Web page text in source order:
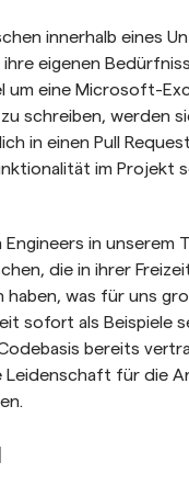
innerhalb eines
ihre eigenen
um eine Microsoft-
schreiben, werden
in einen Pull
im Projekt
Engineers in unserem
die in ihrer
haben, was für uns
sofort als Beispiele
bereits
Leidenschaft für die